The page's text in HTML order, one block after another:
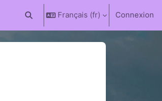
Activer/désactiver la saisie de
Français ‎(fr)‎ Connexion